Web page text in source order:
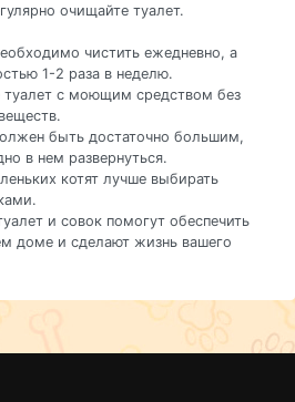
очищайте туалет.
чистить ежедневно, а
1-2 раза в неделю.
туалет с моющим средством без
быть достаточно большим,
в нем развернуться.
котят лучше выбирать
и совок помогут обеспечить
доме и сделают жизнь вашего